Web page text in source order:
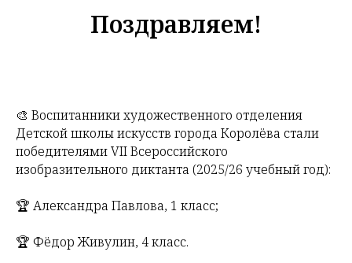
Поздравляем!
🎨 Воспитанники художественного отделения
Детской школы искусств города Королёва стали
победителями VII Всероссийского
изобразительного диктанта (2025/26 учебный год):
🏆 Александра Павлова, 1 класс;
🏆 Фёдор Живулин, 4 класс.